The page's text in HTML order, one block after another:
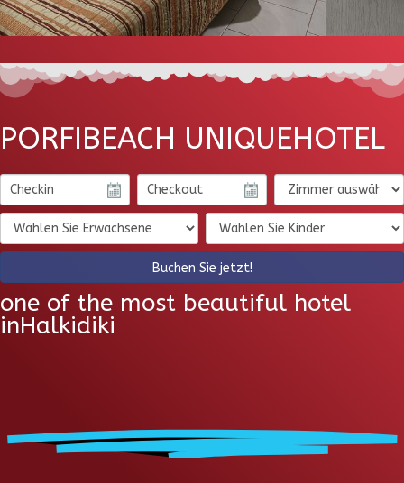
PORFIBEACH UNIQUEHOTEL
Buchen Sie jetzt!
one of the most beautiful hotel
inHalkidiki